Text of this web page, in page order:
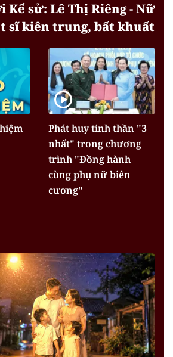
Kể sử: Lê Thị Riêng - Nữ
sĩ kiên trung, bất khuất
Phát huy tinh thần "3
nhất" trong chương
trình "Đồng hành
cùng phụ nữ biên
cương"